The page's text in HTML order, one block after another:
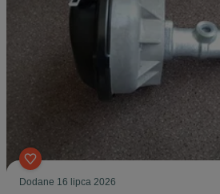
Dodane 16 lipca 2026